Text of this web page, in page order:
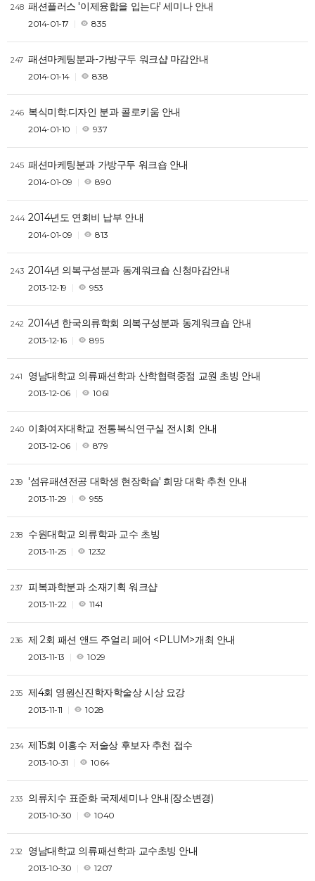
248 패션플러스 '이제융합을 입는다' 세미나 안내
2014-01-17 835
247 패션마케팅분과-가방구두 워크샵 마감안내
2014-01-14 838
246 복식미학.디자인 분과 콜로키움 안내
2014-01-10 937
245 패션마케팅분과 가방구두 워크숍 안내
2014-01-09 890
244 2014년도 연회비 납부 안내
2014-01-09 813
243 2014년 의복구성분과 동계워크숍 신청마감안내
2013-12-19 953
242 2014년 한국의류학회 의복구성분과 동계워크숍 안내
2013-12-16 895
241 영남대학교 의류패션학과 산학협력중점 교원 초빙 안내
2013-12-06 1061
240 이화여자대학교 전통복식연구실 전시회 안내
2013-12-06 879
239 '섬유패션전공 대학생 현장학습' 희망 대학 추천 안내
2013-11-29 955
238 수원대학교 의류학과 교수 초빙
2013-11-25 1232
237 피복과학분과 소재기획 워크샵
2013-11-22 1141
236 제 2회 패션 앤드 주얼리 페어 <PLUM>개최 안내
2013-11-13 1029
235 제4회 영원신진학자학술상 시상 요강
2013-11-11 1028
234 제15회 이흥수 저술상 후보자 추천 접수
2013-10-31 1064
233 의류치수 표준화 국제세미나 안내(장소변경)
2013-10-30 1040
232 영남대학교 의류패션학과 교수초빙 안내
2013-10-30 1207